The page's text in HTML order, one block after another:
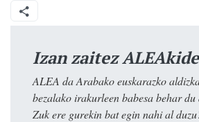
Izan zaitez
ALEA da Arabako euskarazko
bezalako irakurleen babesa behar
Zuk ere gurekin bat egin nahi al